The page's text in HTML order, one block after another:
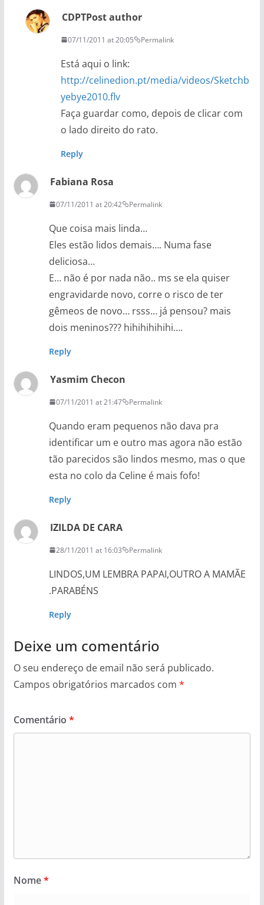
CDPTPost author
07/11/2011 at 20:05 Permalink
Está aqui o link:
http://celinedion.pt/media/videos/Sketchb
yebye2010.flv
Faça guardar como, depois de clicar com
o lado direito do rato.
Reply
Fabiana Rosa
07/11/2011 at 20:42 Permalink
Que coisa mais linda…
Eles estão lidos demais…. Numa fase
deliciosa…
E… não é por nada não.. ms se ela quiser
engravidarde novo, corre o risco de ter
gêmeos de novo… rsss… já pensou? mais
dois meninos??? hihihihihihi….
Reply
Yasmim Checon
07/11/2011 at 21:47 Permalink
Quando eram pequenos não dava pra
identificar um e outro mas agora não estão
tão parecidos são lindos mesmo, mas o que
esta no colo da Celine é mais fofo!
Reply
IZILDA DE CARA
28/11/2011 at 16:03 Permalink
LINDOS,UM LEMBRA PAPAI,OUTRO A MAMÃE
.PARABÉNS
Reply
Deixe um comentário
O seu endereço de email não será publicado.
Campos obrigatórios marcados com *
Comentário *
Nome*